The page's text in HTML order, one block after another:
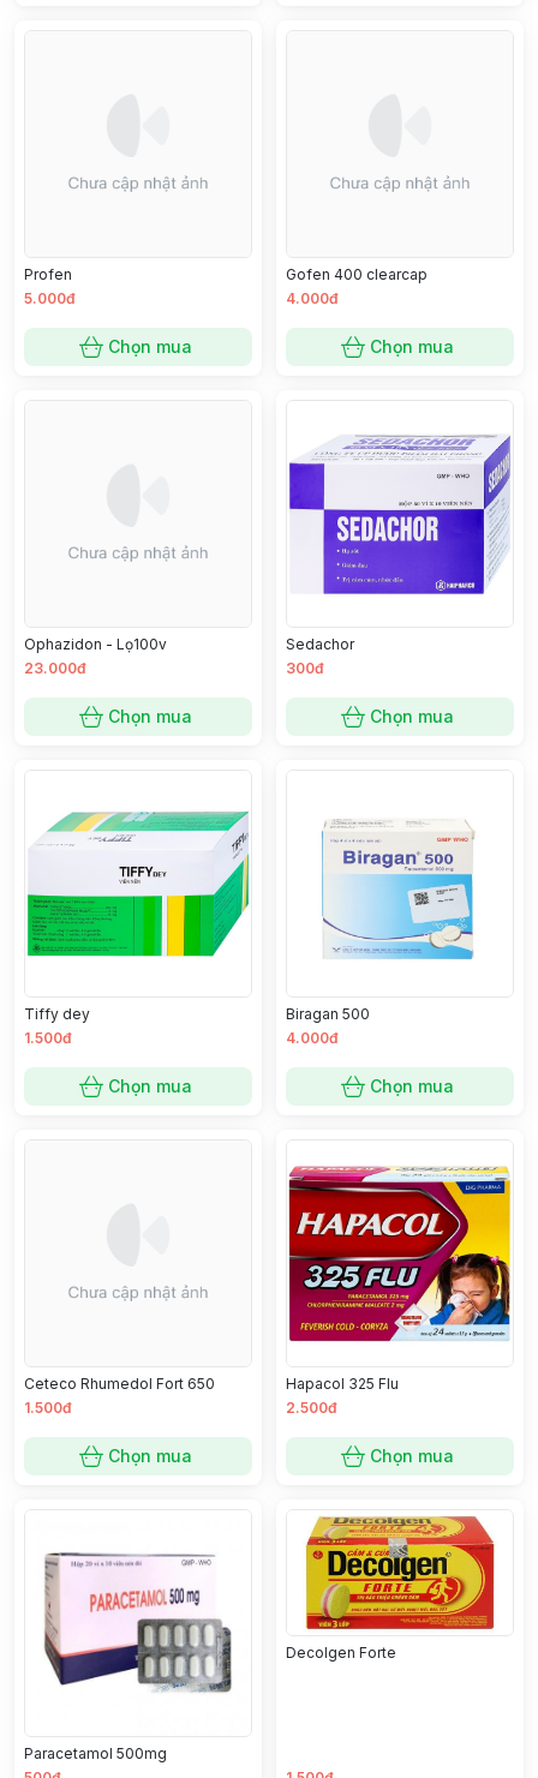
Profen
5.000đ
Chọn mua
Gofen 400 clearcap
4.000đ
Chọn mua
Ophazidon - Lọ100v
23.000đ
Chọn mua
Sedachor
300đ
Chọn mua
Tiffy dey
1.500đ
Chọn mua
Biragan 500
4.000đ
Chọn mua
Ceteco Rhumedol Fort 650
1.500đ
Chọn mua
Hapacol 325 Flu
2.500đ
Chọn mua
Paracetamol 500mg
Decolgen Forte